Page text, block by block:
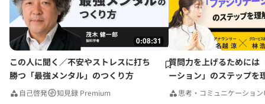
0:08:31
この人に聞く／不安やストレスに打ち
勝つ「最強メンタル」のつくり方
自己啓発 知見録 Premium
質問力を上げるためには
ーション」のステップを
みんなの相談室Premium
思考・コミュニケーション